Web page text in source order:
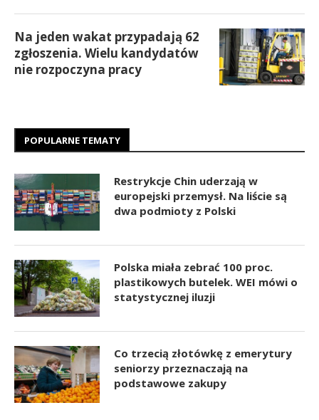
Na jeden wakat przypadają 62
zgłoszenia. Wielu kandydatów
nie rozpoczyna pracy
POPULARNE TEMATY
Restrykcje Chin uderzają w
europejski przemysł. Na liście są
dwa podmioty z Polski
Polska miała zebrać 100 proc.
plastikowych butelek. WEI mówi o
statystycznej iluzji
Co trzecią złotówkę z emerytury
seniorzy przeznaczają na
podstawowe zakupy